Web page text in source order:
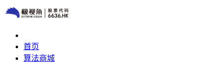
首页
算法商城